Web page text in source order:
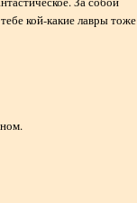
кой-какие лавры тоже